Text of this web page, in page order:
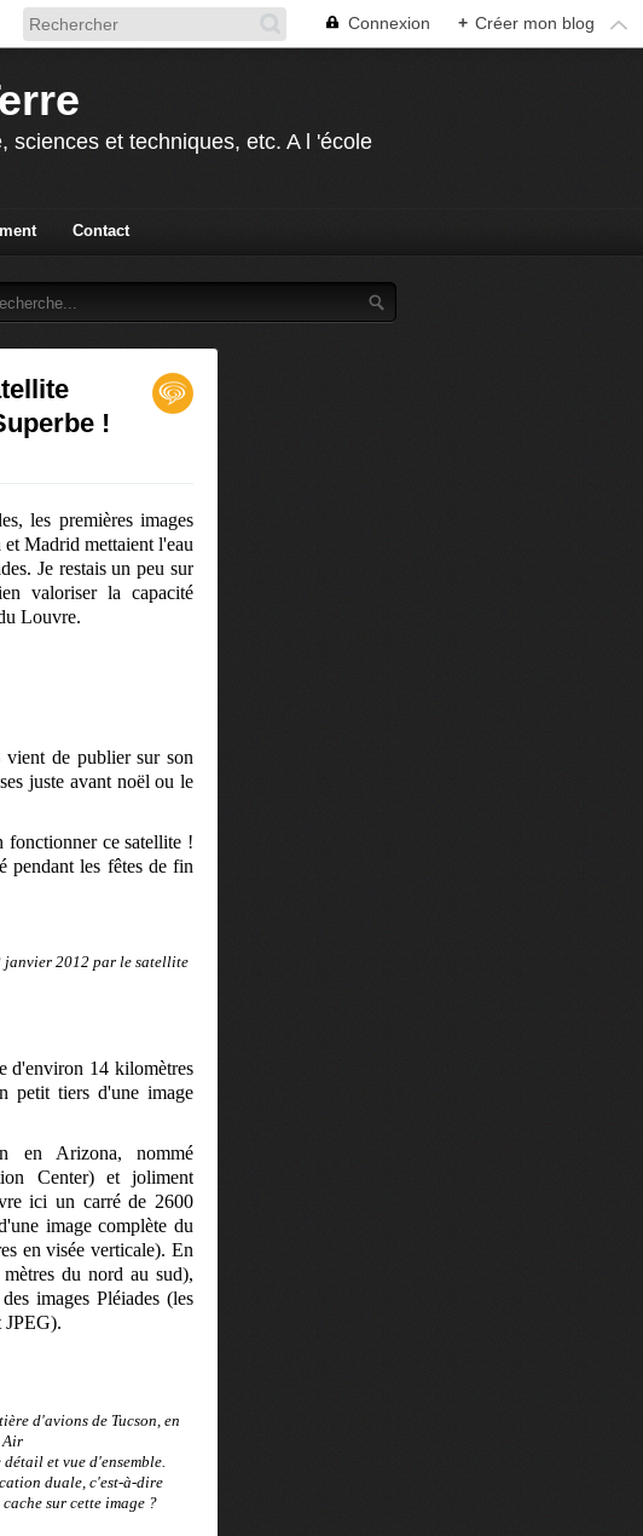
Connexion + Créer mon blog
sciences et techniques, etc. A l 'école
Contact
!
les premières images
et Madrid mettaient l'eau
Je restais un peu sur
valoriser la capacité
Louvre.
vient de publier sur son
juste avant noël ou le
fonctionner ce satellite !
pendant les fêtes de fin
janvier 2012 par le satellite
d'environ 14 kilomètres
petit tiers d'une image
en Arizona,
nommé
Center) et
joliment
ici un carré de 2600
image complète du
en visée verticale). En
du nord au sud),
images Pléiades (les
JPEG).
d'avions de Tucson, en
Air
et vue d'ensemble.
duale, c'est-à-dire
sur cette image ?